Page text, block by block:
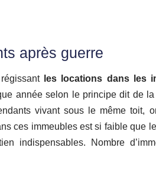
après guerre
les locations dans les
année selon le principe dit de la
vivant sous le même toit,
ces immeubles est si faible que
indispensables. Nombre